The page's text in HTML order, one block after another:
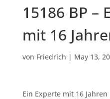
15186 BP –
mit 16
von Friedrich | May 13,
Ein Experte mit 16